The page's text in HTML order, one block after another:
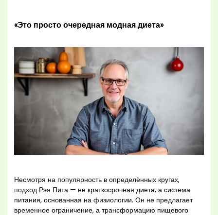
«Это просто очередная модная диета»
Несмотря на популярность в определённых кругах,
подход Рэя Пита — не краткосрочная диета, а система
питания, основанная на физиологии. Он не предлагает
временное ограничение, а трансформацию пищевого